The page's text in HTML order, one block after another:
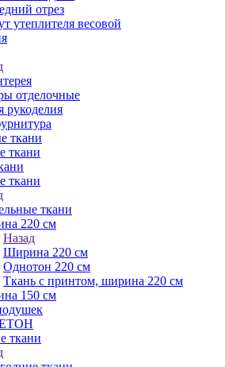
отрез
утеплителя весовой
отделочные
рукоделия
ткани
ткани
ткани
ткани
220 см
Назад
Ширина 220 см
Однотон 220 см
Ткань с принтом, ширина 220 см
150 см
ткани